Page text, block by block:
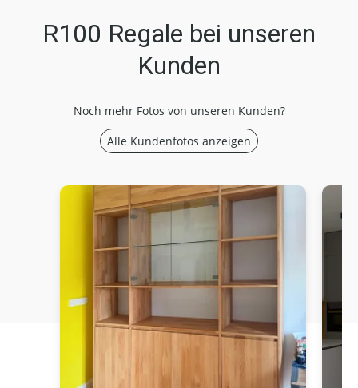
R100 Regale bei unseren
Kunden
Noch mehr Fotos von unseren Kunden?
Alle Kundenfotos anzeigen